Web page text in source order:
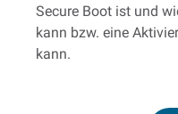
Secure Boot ist und
kann bzw. eine
kann.